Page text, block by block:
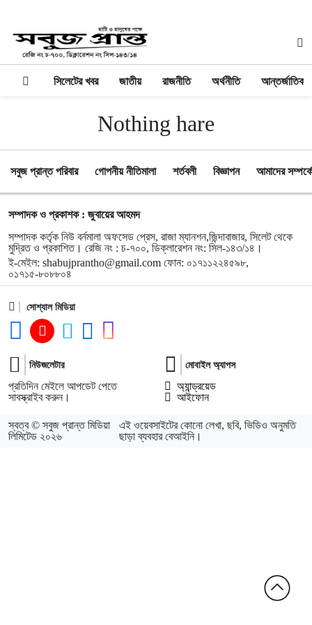
সিলেটের খবর জাতীয় রাজনীতি অর্থনীতি আন্তর্জাতিক
Nothing hare
সবুজ প্রান্ত পরিবার গোপনীয় নীতিমালা শর্তবলী বিজ্ঞাপন আমাদের সম্পর্কে
সম্পাদক ও প্রকাশক : জুবায়ের আহমদ
সম্পাদক কর্তৃক নিউ বর্নমালা অফসেড প্রেস, রাজা ম্যানশন,জিন্দাবাজার, সিলেট থেকে
মুদ্রিত ও প্রকাশিত। রেজি নং : চ-৭০০, ডিক্লারেশন নং: সিল-১৪৩/১৪।
ই-মেইল: shabujprantho@gmail.com ফোন: ০১৭১১২২৪৫৯৮,
০১৭১৫-৮০৮৮০৪
সোশ্যাল মিডিয়া
নিউজলেটার
প্রতিদিন মেইলে আপডেট পেতে
সাবস্ক্রাইব করুন।
মোবাইল অ্যাপস
অ্যান্ড্রয়েড
আইফোন
স্বত্ব © সবুজ প্রান্ত মিডিয়া
লিমিটেড ২০২৬
এই ওয়েবসাইটের কোনো লেখা, ছবি, ভিডিও অনুমতি
ছাড়া ব্যবহার বেআইনি।